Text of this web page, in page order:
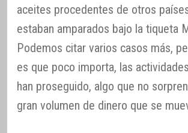
aceites procedentes de otros
estaban amparados bajo la tiqueta
Podemos citar varios casos más,
es que poco importa, las
han proseguido, algo que no
gran volumen de dinero que se